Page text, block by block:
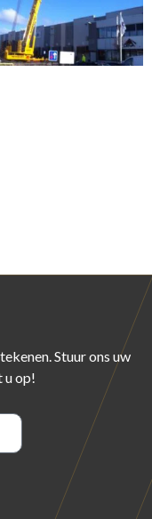
Stuur ons uw
u op!